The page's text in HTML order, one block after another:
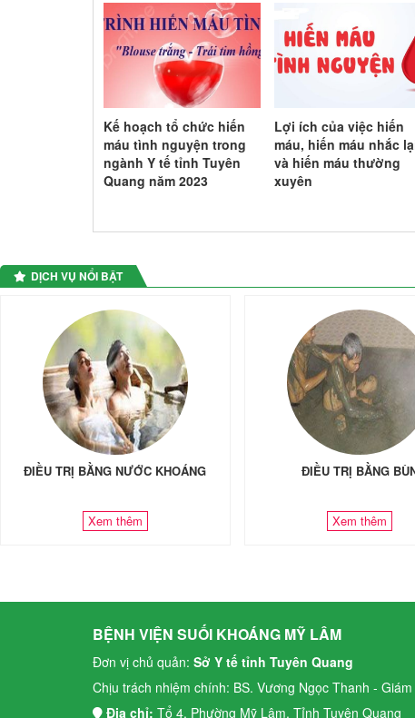
Kế hoạch tổ chức hiến
máu tình nguyện trong
ngành Y tế tỉnh Tuyên
Quang năm 2023
Lợi ích của việc hiến
máu, hiến máu nhắc
và hiến máu thường
xuyên
DỊCH VỤ NỔI BẬT
ĐIỀU TRỊ BẰNG NƯỚC KHOÁNG
Xem thêm
ĐIỀU TRỊ BẰNG
Xem thêm
BỆNH VIỆN SUỐI KHOÁNG MỸ LÂM
Đơn vị chủ quản: Sở Y tế tỉnh Tuyên Quang
Chịu trách nhiệm chính: BS. Vương Ngọc Thanh -
Địa chỉ: Tổ 4, Phường Mỹ Lâm, Tỉnh Tuyên Quang